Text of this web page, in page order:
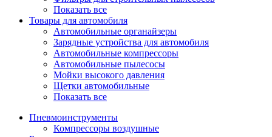
Показать все
Товары для автомобиля
Автомобильные органайзеры
Зарядные устройства для автомобиля
Автомобильные компрессоры
Автомобильные пылесосы
Мойки высокого давления
Щетки автомобильные
Показать все
Пневмоинструменты
Компрессоры воздушные